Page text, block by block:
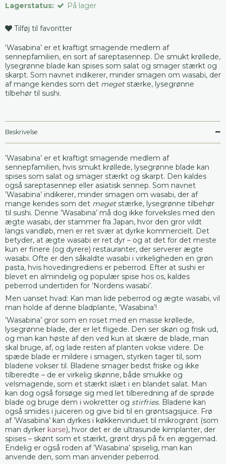
Lagerstatus: På lager
Tilføj til favoritter
‘Wasabina’ er et kraftigt smagende medlem af
sennepfamilien, en sort af sareptasennep. De smukt krøllede,
lysegrønne blade kan spises som salat og smager stærkt og
skarpt. Som navnet indikerer, minder smagen om wasabi, der
af mange kendes som det megetstærke, lysegrønne
tilbehør til sushi.
Beskrivelse
’Wasabina’ er et kraftigt smagende medlem af
sennepfamilien, hvis smukt krøllede, lysegrønne blade kan
spises som salat og smager stærkt og skarpt. Den kaldes
også sareptasennep eller asiatisk sennep. Som navnet
’Wasabina’ indikerer, minder smagen om wasabi, der af
mange kendes som det megetstærke, lysegrønne tilbehør
til sushi. Denne ’Wasabina’ må dog ikke forveksles med den
ægte wasabi, der stammer fra Japan, hvor den gror vildt
langs vandløb, men er ret svær at dyrke kommercielt. Det
betyder, at ægte wasabi er ret dyr – og at det for det meste
kun er finere (og dyrere) restauranter, der serverer ægte
wasabi. Ofte er den såkaldte wasabi i virkeligheden en grøn
pasta, hvis hovedingrediens er peberrod. Efter at sushi er
blevet en almindelig og populær spise hos os, kaldes
peberrod undertiden for ’Nordens wasabi’.
Men uanset hvad: Kan man lide peberrod og ægte wasabi, vil
man holde af denne bladplante, ’Wasabina’!
’Wasabina’ gror som en roset med en masse krøllede,
lysegrønne blade, der er let fligede. Den ser skøn og frisk ud,
og man kan høste af den ved kun at skære de blade, man
skal bruge, af, og lade resten af planten vokse videre. De
spæde blade er mildere i smagen, styrken tager til, som
bladene vokser til. Bladene smager bedst friske og ikke
tilberedte – de er virkelig skønne, både smukke og
velsmagende, som et stærkt islæt i en blandet salat. Man
kan dog også forsøge sig med let tilberedning af de sprøde
blade og bruge dem i wokretter og stirfries. Bladene kan
også smides i juiceren og give bid til en grøntsagsjuice. Frø
af ’Wasabina’ kan dyrkes i køkkenvinduet til mikrogrønt (som
man dyrker karse), hvor det er de ultrasunde kimplanter, der
spises – skønt som et stærkt, grønt drys på fx en æggemad.
Endelig er også roden af ’Wasabina’ spiselig, man kan
anvende den, som man anvender peberrod.